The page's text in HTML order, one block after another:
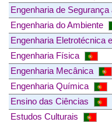
Engenharia de Segurança
Engenharia do Ambiente
Engenharia Eletrotécnica
Engenharia Física
Engenharia Mecânica
Engenharia Química
Ensino das Ciências
Estudos Culturais